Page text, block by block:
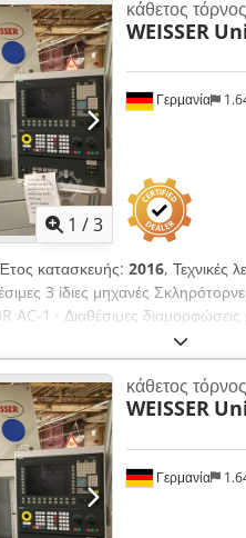
6 - Ηλεκτρικό
γκορστών Τετραπλός
Το μηχάνημα βρίσκεται σε
ρουλεμάν διαμέτρου 4
του μηχανήματος. Κατά τη
σε ένα SIEMENS 840 Powerline.
1 /3
Γερμανία
κάθετος τόρνος
WEISSER
κατασκευής: 2016, Τεχνικές
3 ίδιες μηχανές
1 · Διαθέσιμες διαμορφώσεις
ιδιότητες
με υψηλή ακρίβεια και τάξη
προστατευμένες από τα
σε όλους τους άξονες
μηχανής · Βέλτιστη αποβολή
ομοκεντρικότητας και
επισκευής · Συμπαγές
με περιστρεφόμενη μονάδα)
VDI ή Capto
Γερμανία
κάθετος τόρνος
WEISSER